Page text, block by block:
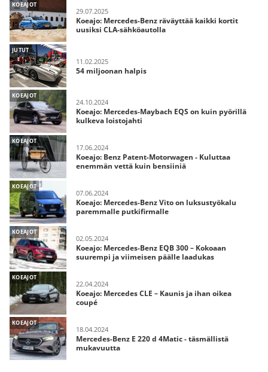
KOEAJOT
29.07.2025
Koeajo: Mercedes-Benz räväyttää kaikki kortit
uusiksi CLA-sähköautolla
JUTUT
11.02.2025
54 miljoonan halpis
KOEAJOT
24.10.2024
Koeajo: Mercedes-Maybach EQS on kuin pyörillä
kulkeva loistojahti
KOEAJOT
17.06.2024
Koeajo: Benz Patent-Motorwagen - Kuluttaa
enemmän vettä kuin bensiiniä
KOEAJOT
07.06.2024
Koeajo: Mercedes-Benz Vito on luksustyökalu
paremmalle putkifirmalle
KOEAJOT
02.05.2024
Koeajo: Mercedes-Benz EQB 300 – Kokoaan
suurempi ja viimeisen päälle laadukas
KOEAJOT
22.04.2024
Koeajo: Mercedes CLE – Kaunis ja ihan oikea
coupé
KOEAJOT
18.04.2024
Mercedes-Benz E 220 d 4Matic - täsmällistä
mukavuutta